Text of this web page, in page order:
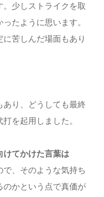
少しストライクを取
たように思います。
苦しんだ場面もあり
り、どうしても最終
を起用しました。
てかけた言葉は
、そのような気持ち
のかという点で真価が